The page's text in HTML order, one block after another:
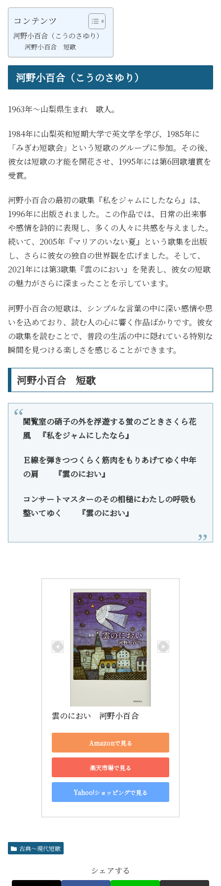
コンテンツ
河野小百合（こうのさゆり）
河野小百合 短歌
河野小百合（こうのさゆり）
1963年～山梨県生まれ 歌人。
1984年に山梨英和短期大学で英文学を学び、1985年に
「みぎわ短歌会」という短歌のグループに参加。その後、
彼女は短歌の才能を開花させ、1995年には第6回歌壇賞を
受賞。
河野小百合の最初の歌集『私をジャムにしたなら』は、
1996年に出版されました。この作品では、日常の出来事
や感情を詩的に表現し、多くの人々に共感を与えました。
続いて、2005年『マリアのいない夏』という歌集を出版
し、さらに彼女の独自の世界観を広げました。そして、
2021年には第3歌集『雲のにおい』を発表し、彼女の短歌
の魅力がさらに深まったことを示しています。
河野小百合の短歌は、シンプルな言葉の中に深い感情や思
いを込めており、読む人の心に響く作品ばかりです。彼女
の歌集を読むことで、普段の生活の中に隠れている特別な
瞬間を見つける楽しさを感じることができます。
河野小百合 短歌
閲覧室の硝子の外を浮遊する蛍のごときさくら花
風 『私をジャムにしたなら』
Ｅ線を弾きつつくらく筋肉をもりあげてゆく中年
の肩 『雲のにおい』
コンサートマスターのその相槌にわたしの呼吸も
整いてゆく 『雲のにおい』
雲のにおい　河野小百合
Amazonで見る
楽天市場で見る
Yahoo!ショッピングで見る
古典～現代短歌
シェアする